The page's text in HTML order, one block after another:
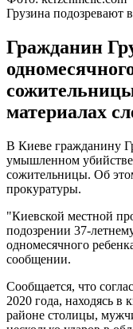
Грузина подозревают
Гражданин
материалах
В Киеве гражданину
умышленном убийстве
сожительницы. Об
прокуратуры.
"Киевской местной
подозрении 37-
одномесячного
сообщении.
Сообщается, что
2020 года, находясь в
районе столицы,